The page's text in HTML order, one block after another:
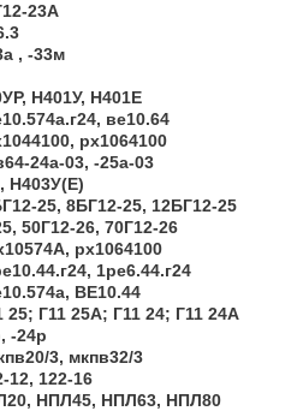
23А
, -33м
Н401У, Н401Е
ве10.64
рх1064100
24а-03, -25а-03
Н403У(Е)
25, 8БГ12-25, 12БГ12-25
50Г12-26, 70Г12-26
рх1064100
1ре6.44.г24
ВЕ10.44
Г11 25А; Г11 24; Г11 24А
-24р
3, мкпв32/3
12, 122-16
НПЛ45, НПЛ63, НПЛ80